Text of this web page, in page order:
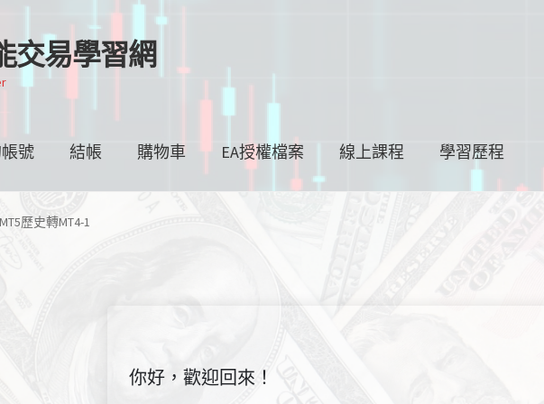
交易學習網
號 結帳 購物車 EA授權檔案 線上課程 學習歷程
MT5歷史轉MT4-1
你好，歡迎回來！